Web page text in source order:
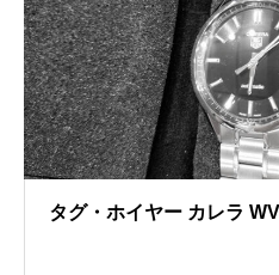
タグ・ホイヤー カレラ